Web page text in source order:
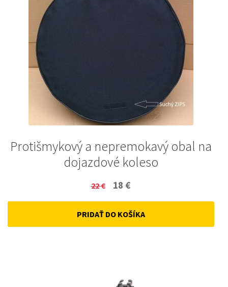
Protišmykový a nepremokavý obal na
dojazdové koleso
22€
Original
price
was:
18 €
price
is:
PRIDAŤ DO KOŠÍKA